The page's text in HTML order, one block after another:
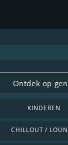
Ontdek op
KINDEREN
CHILLOUT /